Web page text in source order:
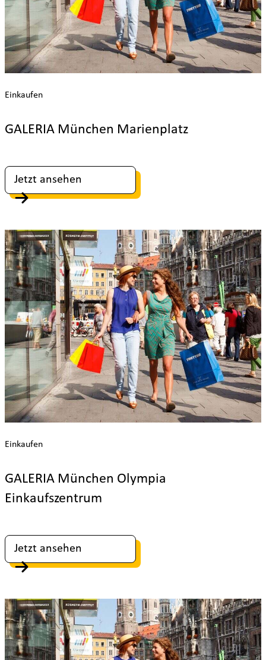
GALERIA München Marienplatz
Einkaufen
Jetzt ansehen
GALERIA München Olympia
Einkaufszentrum
Einkaufen
Jetzt ansehen